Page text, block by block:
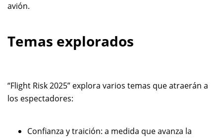
avión.
Temas explorados
“Flight Risk 2025” explora varios temas que atraerán a
los espectadores:
Confianza y traición: a medida que avanza la